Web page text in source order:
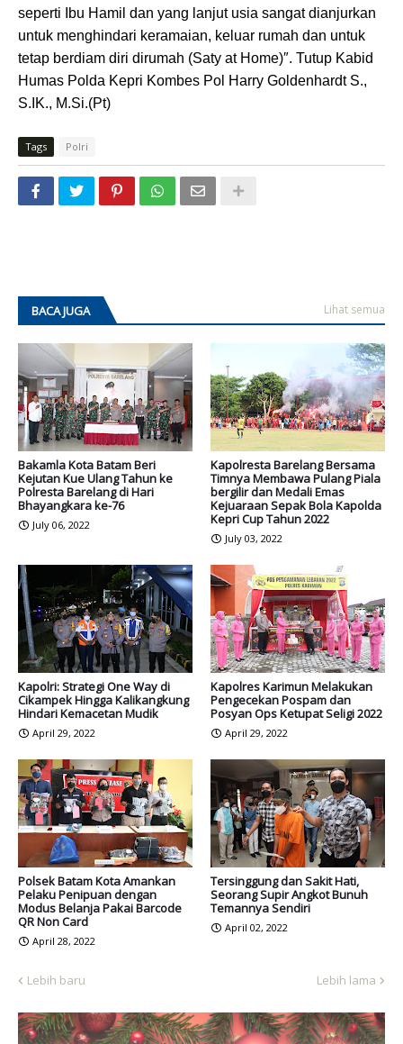
seperti Ibu Hamil dan yang lanjut usia sangat dianjurkan
untuk menghindari keramaian, keluar rumah dan untuk
tetap berdiam diri dirumah (Saty at Home)″. Tutup Kabid
Humas Polda Kepri Kombes Pol Harry Goldenhardt S.,
S.IK., M.Si.(Pt)
Tags Polri
BACA JUGA Lihat semua
Bakamla Kota Batam Beri
Kejutan Kue Ulang Tahun ke
Polresta Barelang di Hari
Bhayangkara ke-76
July 06, 2022
Kapolresta Barelang Bersama
Timnya Membawa Pulang Piala
bergilir dan Medali Emas
Kejuaraan Sepak Bola Kapolda
Kepri Cup Tahun 2022
July 03, 2022
Kapolri: Strategi One Way di
Cikampek Hingga Kalikangkung
Hindari Kemacetan Mudik
April 29, 2022
Kapolres Karimun Melakukan
Pengecekan Pospam dan
Posyan Ops Ketupat Seligi 2022
April 29, 2022
Polsek Batam Kota Amankan
Pelaku Penipuan dengan
Modus Belanja Pakai Barcode
QR Non Card
April 28, 2022
Tersinggung dan Sakit Hati,
Seorang Supir Angkot Bunuh
Temannya Sendiri
April 02, 2022
Lebih baru Lebih lama